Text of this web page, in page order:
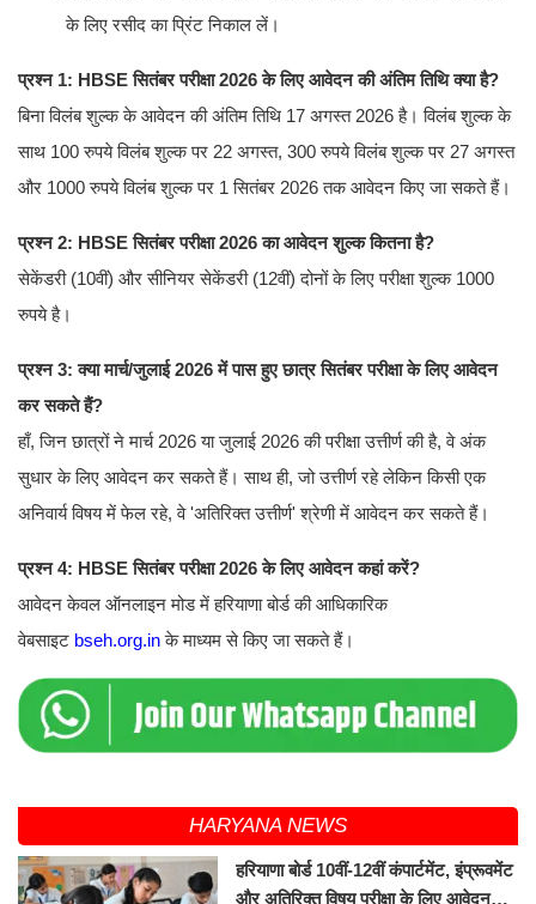
के लिए रसीद का प्रिंट निकाल लें।
प्रश्न 1: HBSE सितंबर परीक्षा 2026 के लिए आवेदन की अंतिम तिथि क्या है?
बिना विलंब शुल्क के आवेदन की अंतिम तिथि 17 अगस्त 2026 है। विलंब शुल्क के
साथ 100 रुपये विलंब शुल्क पर 22 अगस्त, 300 रुपये विलंब शुल्क पर 27 अगस्त
और 1000 रुपये विलंब शुल्क पर 1 सितंबर 2026 तक आवेदन किए जा सकते हैं।
प्रश्न 2: HBSE सितंबर परीक्षा 2026 का आवेदन शुल्क कितना है?
सेकेंडरी (10वीं) और सीनियर सेकेंडरी (12वीं) दोनों के लिए परीक्षा शुल्क 1000
रुपये है।
प्रश्न 3: क्या मार्च/जुलाई 2026 में पास हुए छात्र सितंबर परीक्षा के लिए आवेदन
कर सकते हैं?
हाँ, जिन छात्रों ने मार्च 2026 या जुलाई 2026 की परीक्षा उत्तीर्ण की है, वे अंक
सुधार के लिए आवेदन कर सकते हैं। साथ ही, जो उत्तीर्ण रहे लेकिन किसी एक
अनिवार्य विषय में फेल रहे, वे 'अतिरिक्त उत्तीर्ण' श्रेणी में आवेदन कर सकते हैं।
प्रश्न 4: HBSE सितंबर परीक्षा 2026 के लिए आवेदन कहां करें?
आवेदन केवल ऑनलाइन मोड में हरियाणा बोर्ड की आधिकारिक
वेबसाइट bseh.org.inके माध्यम से किए जा सकते हैं।
HARYANA NEWS
हरियाणा बोर्ड 10वीं-12वीं कंपार्टमेंट, इंप्रूवमेंट
और अतिरिक्त विषय परीक्षा के लिए आवेदन